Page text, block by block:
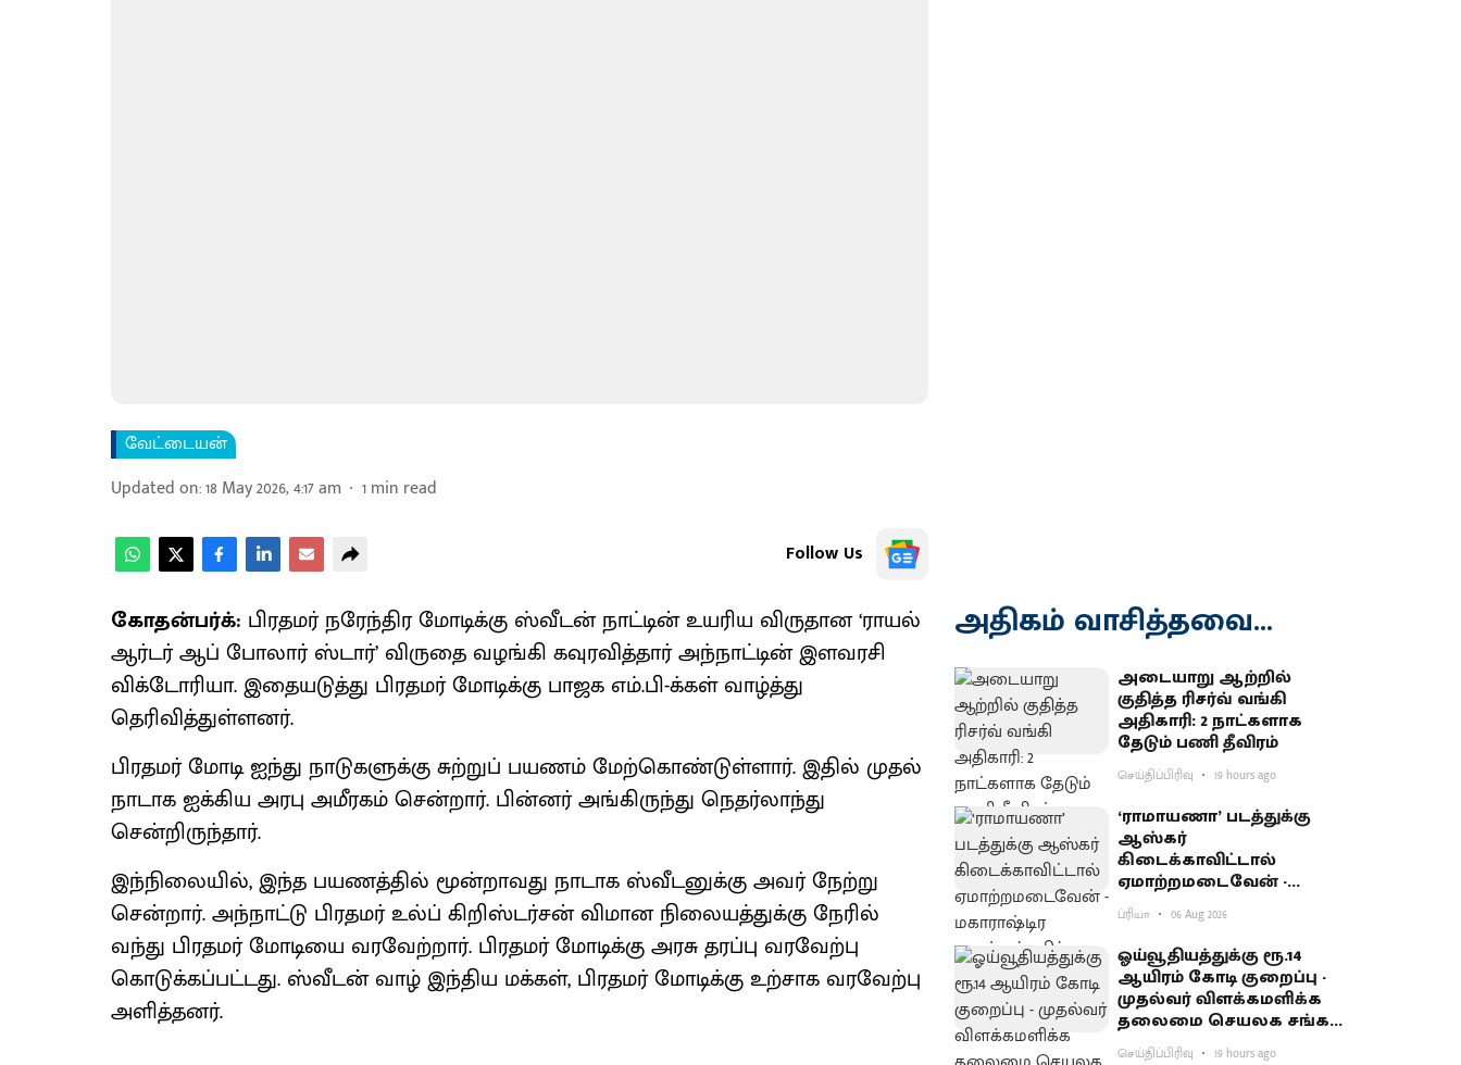
வேட்டையன்
Updated on:18 May 2026, 4:17 am 1min read
Follow Us
கோதன்பர்க்: பிரதமர் நரேந்திர மோடிக்கு ஸ்வீடன் நாட்டின் உயரிய விருதான ‘ராயல்
ஆர்டர் ஆப் போலார் ஸ்டார்’ விருதை வழங்கி கவுரவித்தார் அந்நாட்டின் இளவரசி
விக்டோரியா. இதையடுத்து பிரதமர் மோடிக்கு பாஜக எம்.பி-க்கள் வாழ்த்து
தெரிவித்துள்ளனர்.
பிரதமர் மோடி ஐந்து நாடுகளுக்கு சுற்றுப் பயணம் மேற்கொண்டுள்ளார். இதில் முதல்
நாடாக ஐக்கிய அரபு அமீரகம் சென்றார். பின்னர் அங்கிருந்து நெதர்லாந்து
சென்றிருந்தார்.
இந்நிலையில், இந்த பயணத்தில் மூன்றாவது நாடாக ஸ்வீடனுக்கு அவர் நேற்று
சென்றார். அந்நாட்டு பிரதமர் உல்ப் கிறிஸ்டர்சன் விமான நிலையத்துக்கு நேரில்
வந்து பிரதமர் மோடியை வரவேற்றார். பிரதமர் மோடிக்கு அரசு தரப்பு வரவேற்பு
கொடுக்கப்பட்டது. ஸ்வீடன் வாழ் இந்திய மக்கள், பிரதமர் மோடிக்கு உற்சாக வரவேற்பு
அளித்தனர்.
அதிகம் வாசித்தவை...
அடையாறு ஆற்றில்
குதித்த ரிசர்வ் வங்கி
அதிகாரி: 2 நாட்களாக
தேடும் பணி தீவிரம்
செய்திப்பிரிவு 19 hours ago
‘ராமாயணா’ படத்துக்கு
ஆஸ்கர்
கிடைக்காவிட்டால்
ஏமாற்றமடைவேன் -
மகாராஷ்டிர முதல்வர்
பகிர்வு
ப்ரியா 06 Aug 2026
ஓய்வூதியத்துக்கு ரூ.14
ஆயிரம் கோடி குறைப்பு -
முதல்வர் விளக்கமளிக்க
தலைமை செயலக சங்கம்
வலியுறுத்தல்
செய்திப்பிரிவு 19 hours ago